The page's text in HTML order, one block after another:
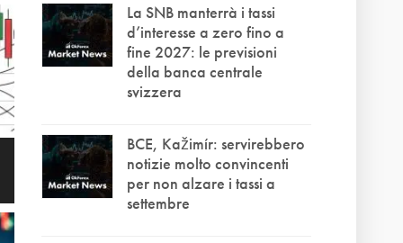
La SNB manterrà i tassi
d’interesse a zero fino a
fine 2027: le previsioni
della banca centrale
svizzera
BCE, Kažimír: servirebbero
notizie molto convincenti
per non alzare i tassi a
settembre